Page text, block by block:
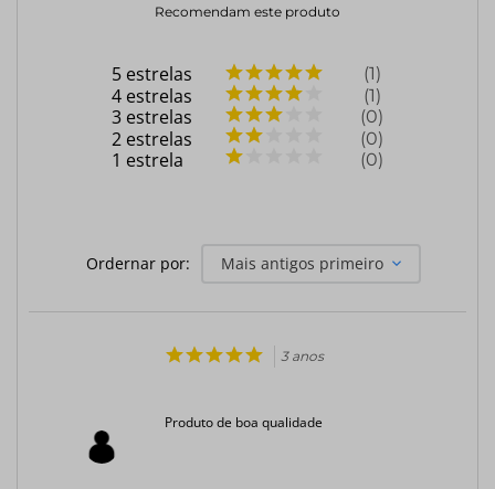
Recomendam este produto
5 estrelas
4 estrelas
3 estrelas
2 estrelas
1 estrela
1
1
0
0
0
Ordernar por: Mais antigos primeiro
3 anos
Produto de boa qualidade